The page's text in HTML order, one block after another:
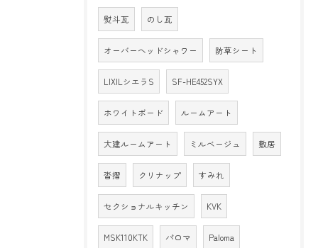
熨斗瓦 のし瓦
オーバーヘッドシャワー 防草シート
LIXILシエラS SF-HE452SYX
ホワイトボード ルームアート
大建ルームアート ミルベージュ 敷居
沓摺 クリナップ すみれ
セクショナルキッチン KVK
MSK110KTK パロマ Paloma